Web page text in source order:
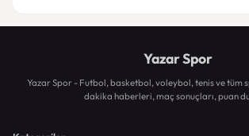
Yazar Spor
Yazar Spor - Futbol, basketbol, voleybol, tenis ve tüm
dakika haberleri, maç sonuçları, puan